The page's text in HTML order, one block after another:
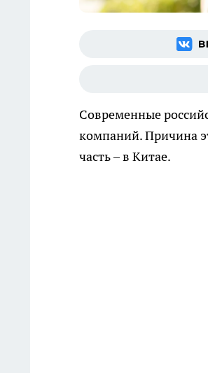
Современные
компаний. Причина
часть – в Китае.